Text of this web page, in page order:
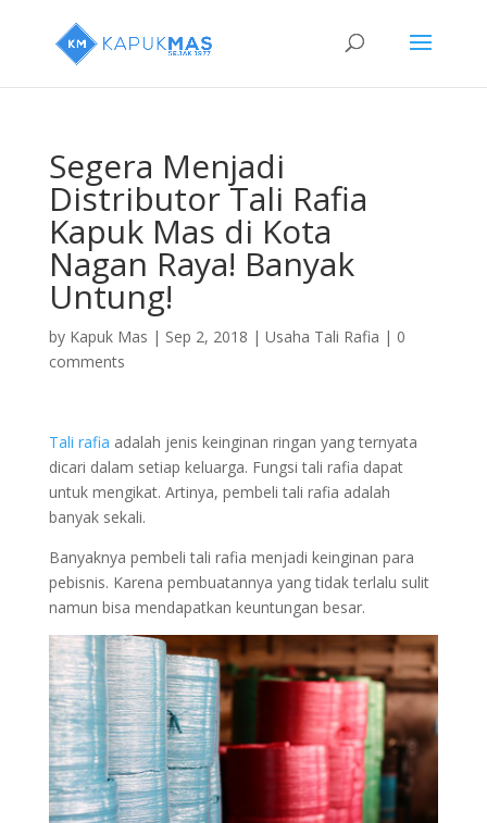
Segera Menjadi
Distributor Tali Rafia
Kapuk Mas di Kota
Nagan Raya! Banyak
Untung!
by Kapuk Mas | Sep 2, 2018 | Usaha Tali Rafia | 0
comments
Tali rafia adalah jenis keinginan ringan yang ternyata
dicari dalam setiap keluarga. Fungsi tali rafia dapat
untuk mengikat. Artinya, pembeli tali rafia adalah
banyak sekali.
Banyaknya pembeli tali rafia menjadi keinginan para
pebisnis. Karena pembuatannya yang tidak terlalu sulit
namun bisa mendapatkan keuntungan besar.